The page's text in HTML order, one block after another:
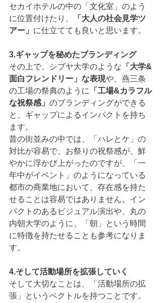
セカイホテルの中の「文化室」のよう
に位置付けたり、
「大人の社会見学ツ
アー」 に仕立てても良いと思います。
3.ギャップを秘めたブランディング
その上で、シブヤ大学のような 「大学&
面白フレンドリー」な表現や、燕三条
の工場の祭典のように
「工場&カラフル
な祝祭感」 のブランディングができる
と、ギャップによるインパクトを持ち
ます。
昔の街並みの中では、「ハレとケ」の
対比が容易で、お祭りの祝祭感が、鮮
やかに浮かび上がったのですが、「一
年中がイベント」のようになっている
都市の商業地において、存在感を持た
せることは容易ではありません。イン
パクトのあるビジュアル演出や、丸の
内朝大学のように、「朝」という時間
に特徴を持たせることも参考になりま
す。
4.そして活動場所を拡張していく
そして大切なことは、「活動場所の拡
張」というベクトルを持つことです。